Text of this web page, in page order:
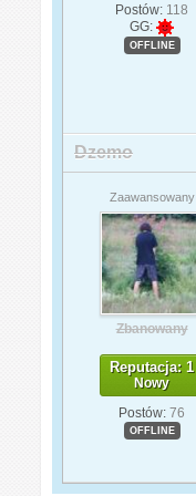
Postów: 118
GG:
OFFLINE
Dzemo
Zaawansowany
Zbanowany
Reputacja: 1
Nowy
Postów: 76
OFFLINE